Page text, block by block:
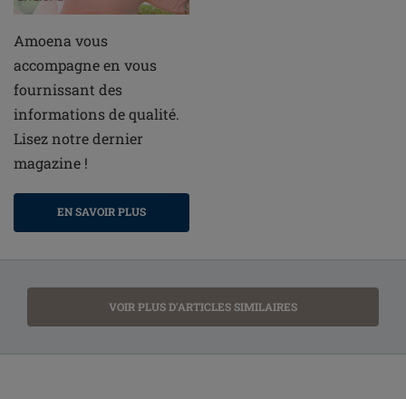
Amoena vous
accompagne en vous
fournissant des
informations de qualité.
Lisez notre dernier
magazine !
EN SAVOIR PLUS
VOIR PLUS D'ARTICLES SIMILAIRES